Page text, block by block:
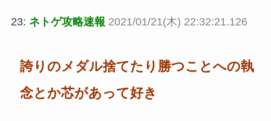
23: ネトゲ攻略速報 2021/01/21(木) 22:32:21.126
誇りのメダル捨てたり勝つことへの執
念とか芯があって好き